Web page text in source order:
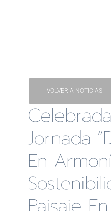
VOLVER A NOTICIAS
Jornada
En